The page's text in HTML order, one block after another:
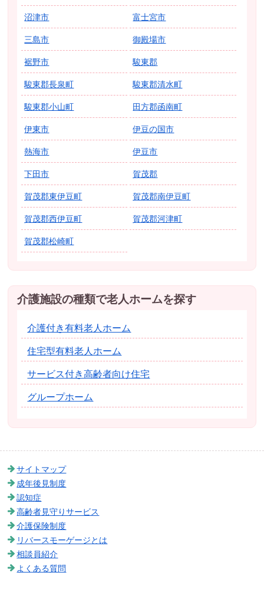
沼津市 富士宮市
三島市 御殿場市
裾野市 駿東郡
駿東郡長泉町 駿東郡清水町
駿東郡小山町 田方郡函南町
伊東市 伊豆の国市
熱海市 伊豆市
下田市 賀茂郡
賀茂郡東伊豆町 賀茂郡南伊豆町
賀茂郡西伊豆町 賀茂郡河津町
賀茂郡松崎町
介護施設の種類で老人ホームを探す
介護付き有料老人ホーム
住宅型有料老人ホーム
サービス付き高齢者向け住宅
グループホーム
サイトマップ
成年後見制度
認知症
高齢者見守りサービス
介護保険制度
リバースモーゲージとは
相談員紹介
よくある質問